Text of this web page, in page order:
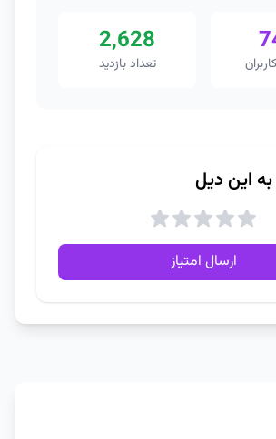
2,628
تعداد بازدید
به این دیل
ارسال امتیاز